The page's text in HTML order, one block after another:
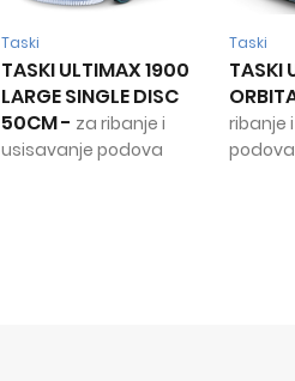
Taski
TASKI ULTIMAX 1900
LARGE SINGLE DISC
50CM- za ribanje i
usisavanje podova
Taski
TASKI
ribanje
podova